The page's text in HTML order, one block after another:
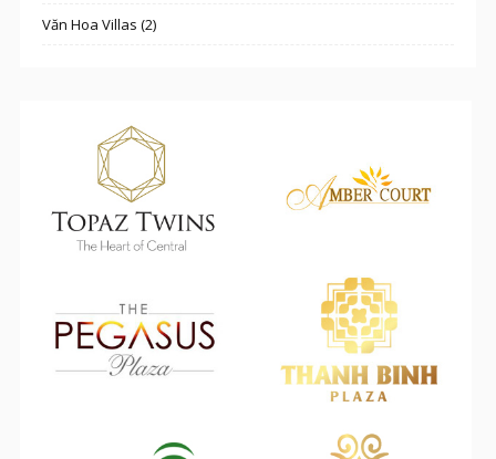
Văn Hoa Villas (2)